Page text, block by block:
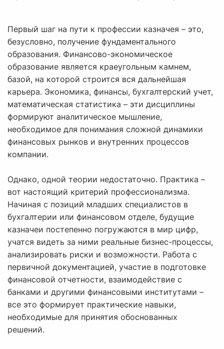
Первый шаг на пути к профессии казначея – это,
безусловно, получение фундаментального
образования. Финансово-экономическое
образование является краеугольным камнем,
базой, на которой строится вся дальнейшая
карьера. Экономика, финансы, бухгалтерский учет,
математическая статистика – эти дисциплины
формируют аналитическое мышление,
необходимое для понимания сложной динамики
финансовых рынков и внутренних процессов
компании.
Однако, одной теории недостаточно. Практика –
вот настоящий критерий профессионализма.
Начиная с позиций младших специалистов в
бухгалтерии или финансовом отделе, будущие
казначеи постепенно погружаются в мир цифр,
учатся видеть за ними реальные бизнес-процессы,
анализировать риски и возможности. Работа с
первичной документацией, участие в подготовке
финансовой отчетности, взаимодействие с
банками и другими финансовыми институтами –
все это формирует практические навыки,
необходимые для принятия обоснованных
решений.